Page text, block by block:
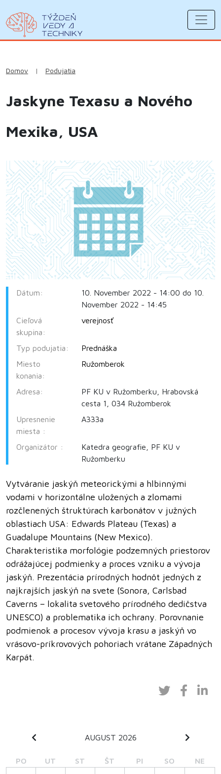
Domov | Podujatia
Jaskyne Texasu a Nového
Mexika, USA
Dátum:
10. November 2022 - 14:00 do 10.
November 2022 - 14:45
Cieľová
skupina:
verejnosť
Typ podujatia:
Prednáška
Miesto
konania:
Ružomberok
Adresa:
PF KU v Ružomberku, Hrabovská
cesta 1, 034 Ružomberok
Upresnenie
miesta :
A333a
Organizátor :
Katedra geografie, PF KU v
Ružomberku
Vytváranie jaskýň meteorickými a hlbinnými
vodami v horizontálne uložených a zlomami
rozčlenených štruktúrach karbonátov v južných
oblastiach USA: Edwards Plateau (Texas) a
Guadalupe Mountains (New Mexico).
Charakteristika morfológie podzemných priestorov
odrážajúcej podmienky a proces vzniku a vývoja
jaskýň. Prezentácia prírodných hodnôt jedných z
najkrajších jaskýň na svete (Sonora, Carlsbad
Caverns – lokalita svetového prírodného dedičstva
UNESCO) a problematika ich ochrany. Porovnanie
podmienok a procesov vývoja krasu a jaskýň vo
vrásovo-príkrovových pohoriach vrátane Západných
Karpát.
AUGUST 2026
PO UT ST ŠT PI SO NE